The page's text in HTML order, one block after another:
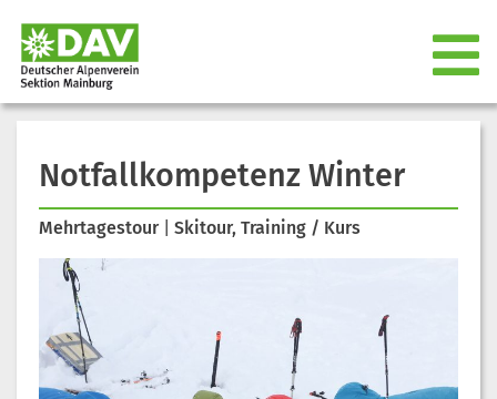
Notfallkompetenz Winter
Mehrtagestour| Skitour, Training / Kurs